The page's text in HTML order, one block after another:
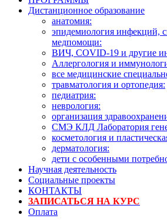
Дистанционное образование
анатомия:
эпидемиология инфекций,
медпомощи:
ВИЧ, COVID-19 и другие
Аллергология и
все медицинские
травматология и ортопедия:
педиатрия:
неврология:
организация
СМЭ КЛД Лаборатория
косметология и
дерматология:
дети с особенными
Научная деятельность
Социальные проекты
КОНТАКТЫ
ЗАПИСАТЬСЯ НА КУРС
Оплата